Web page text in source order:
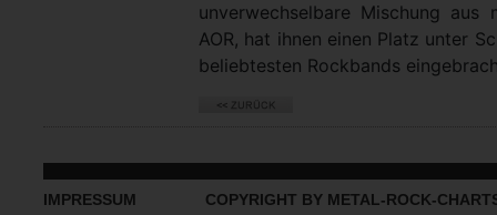
unverwechselbare Mischung aus
AOR, hat ihnen einen Platz unter
beliebtesten Rockbands
IMPRESSUM COPYRIGHT BY METAL-ROCK-